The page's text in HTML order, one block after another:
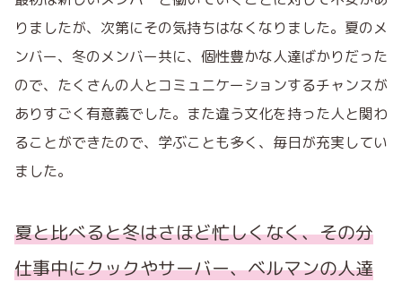
りましたが、次第にその気持ちはなくなりました。 夏のメ
ンバー、冬のメンバー共に、個性豊かな人達ばかりだった
ので、たくさんの人とコミュニケーションするチャンスが
ありすごく有意義でした。また違う文化を持った人と関わ
ることができたので、学ぶことも多く、毎日が充実してい
ました。
夏と比べると冬はさほど忙しくなく、その分
仕事中にクックやサーバー、ベルマンの人達